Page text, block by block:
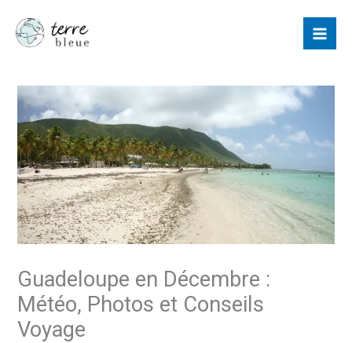
contenu
Guadeloupe en Décembre :
Météo, Photos et Conseils
Voyage